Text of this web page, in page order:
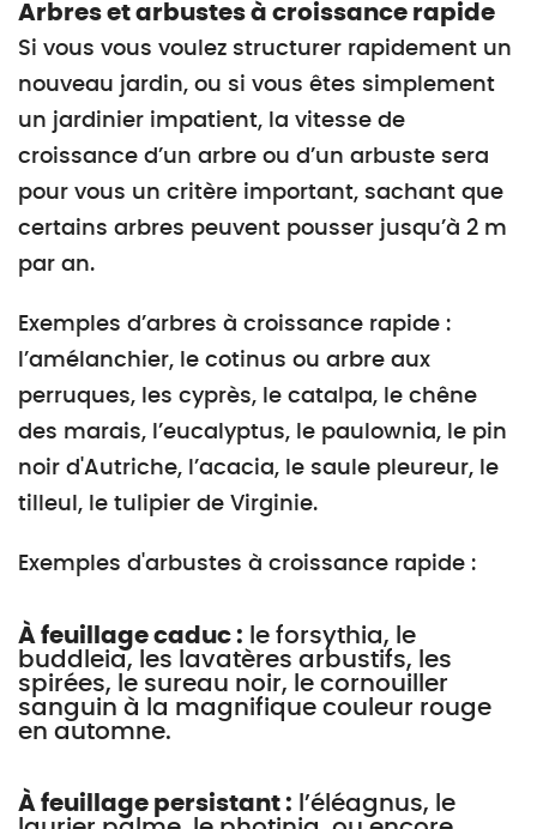
Arbres et arbustes à croissance rapide
Si vous vous voulez structurer rapidement un
nouveau jardin, ou si vous êtes simplement
un jardinier impatient, la vitesse de
croissance d’un arbre ou d’un arbuste sera
pour vous un critère important, sachant que
certains arbres peuvent pousser jusqu’à 2 m
par an.
Exemples d’arbres à croissance rapide :
l’amélanchier, le cotinus ou arbre aux
perruques, les cyprès, le catalpa, le chêne
des marais, l’eucalyptus, le paulownia, le pin
noir d'Autriche, l’acacia, le saule pleureur, le
tilleul, le tulipier de Virginie.
Exemples d'arbustes à croissance rapide :
À feuillage caduc : le forsythia, le
buddleia, les lavatères arbustifs, les
spirées, le sureau noir, le cornouiller
sanguin à la magnifique couleur rouge
en automne.
À feuillage persistant : l’éléagnus, le